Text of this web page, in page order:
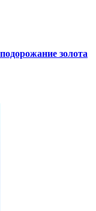
золота